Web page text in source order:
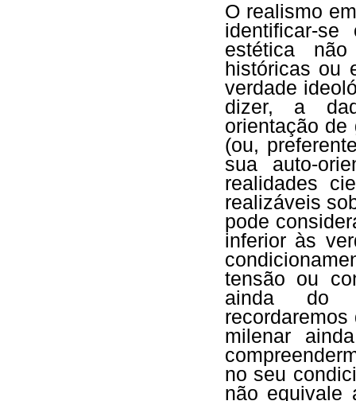
O realismo
identificar-
estética
históricas ou
verdade
dizer, a
orientação
(ou,
sua auto-
realidades
realizáveis
pode
inferior às
tensão ou
ainda do
milenar
no seu
não equivale